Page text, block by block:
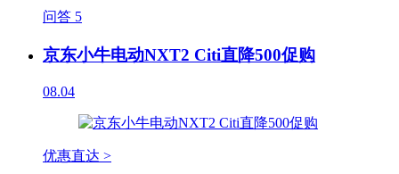
问答 5
京东小牛电动NXT2 Citi直降500促购
08.04
优惠直达 >